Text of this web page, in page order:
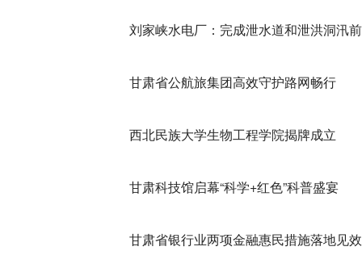
刘家峡水电厂：完成泄水道和泄洪洞汛
甘肃省公航旅集团高效守护路网畅行
西北民族大学生物工程学院揭牌成立
甘肃科技馆启幕“科学+红色”科普盛宴
甘肃省银行业两项金融惠民措施落地见效